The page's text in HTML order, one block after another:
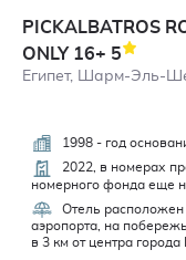
PICKALBATROS
ONLY 16+ 5
Египет, Шарм-Эль-
1998 - год
2022, в номерах
номерного фонда еще
Отель расположен
аэропорта, на
в 3 км от центра